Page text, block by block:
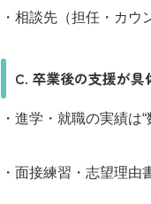
・相談先（担任・カ
C. 卒業後の支援が具
・進学・就職の実績は
・面接練習・志望理